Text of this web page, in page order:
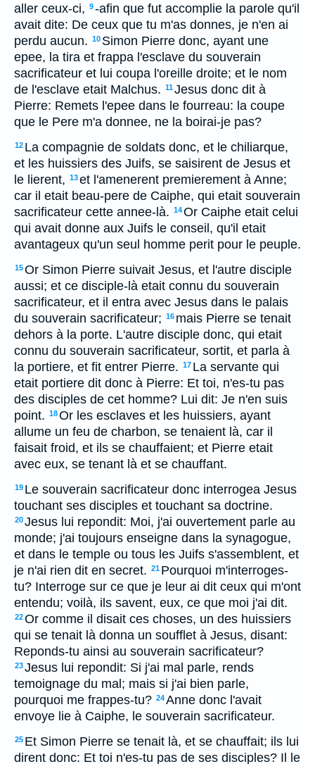
aller ceux-ci, 9-afin que fut accomplie la parole qu'il
avait dite: De ceux que tu m'as donnes, je n'en ai
perdu aucun. 10 Simon Pierre donc, ayant une
epee, la tira et frappa l'esclave du souverain
sacrificateur et lui coupa l'oreille droite; et le nom
de l'esclave etait Malchus. 11Jesus donc dit à
Pierre: Remets l'epee dans le fourreau: la coupe
que le Pere m'a donnee, ne la boirai-je pas?
12 La compagnie de soldats donc, et le chiliarque,
et les huissiers des Juifs, se saisirent de Jesus et
le lierent, 13et l'amenerent premierement à Anne;
car il etait beau-pere de Caiphe, qui etait souverain
sacrificateur cette annee-là. 14Or Caiphe etait celui
qui avait donne aux Juifs le conseil, qu'il etait
avantageux qu'un seul homme perit pour le peuple.
15Or Simon Pierre suivait Jesus, et l'autre disciple
aussi; et ce disciple-là etait connu du souverain
sacrificateur, et il entra avec Jesus dans le palais
du souverain sacrificateur; 16 mais Pierre se tenait
dehors à la porte. L'autre disciple donc, qui etait
connu du souverain sacrificateur, sortit, et parla à
la portiere, et fit entrer Pierre. 17 La servante qui
etait portiere dit donc à Pierre: Et toi, n'es-tu pas
des disciples de cet homme? Lui dit: Je n'en suis
point. 18Or les esclaves et les huissiers, ayant
allume un feu de charbon, se tenaient là, car il
faisait froid, et ils se chauffaient; et Pierre etait
avec eux, se tenant là et se chauffant.
19 Le souverain sacrificateur donc interrogea Jesus
touchant ses disciples et touchant sa doctrine.
20Jesus lui repondit: Moi, j'ai ouvertement parle au
monde; j'ai toujours enseigne dans la synagogue,
et dans le temple ou tous les Juifs s'assemblent, et
je n'ai rien dit en secret. 21 Pourquoi m'interroges-
tu? Interroge sur ce que je leur ai dit ceux qui m'ont
entendu; voilà, ils savent, eux, ce que moi j'ai dit.
22Or comme il disait ces choses, un des huissiers
qui se tenait là donna un soufflet à Jesus, disant:
Reponds-tu ainsi au souverain sacrificateur?
23Jesus lui repondit: Si j'ai mal parle, rends
temoignage du mal; mais si j'ai bien parle,
pourquoi me frappes-tu? 24Anne donc l'avait
envoye lie à Caiphe, le souverain sacrificateur.
25 Et Simon Pierre se tenait là, et se chauffait; ils lui
dirent donc: Et toi n'es-tu pas de ses disciples? Il le